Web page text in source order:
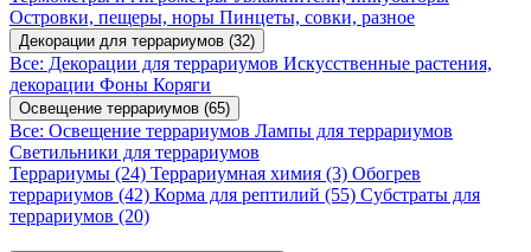
Островки, пещеры, норы Пинцеты, совки, разное
Декорации для террариумов (32)
Все: Декорации для террариумов Искусственные растения,
декорации Фоны Коряги
Освещение террариумов (65)
Все: Освещение террариумов Лампы для террариумов
Светильники для террариумов
Террариумы (24) Террариумная химия (3) Обогрев
террариумов (42) Корма для рептилий (55) Субстраты для
террариумов (20)